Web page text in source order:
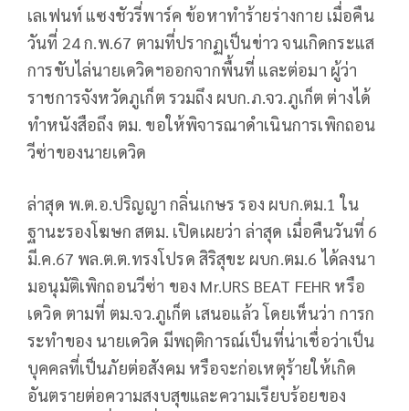
เลเฟนท์ แซงชัวรี่พาร์ค ข้อหาทำร้ายร่างกาย เมื่อคืน
วันที่ 24 ก.พ.67 ตามที่ปรากฏเป็นข่าว จนเกิดกระแส
การขับไล่นายเดวิดฯออกจากพื้นที่ และต่อมา ผู้ว่า
ราชการจังหวัดภูเก็ต รวมถึง ผบก.ภ.จว.ภูเก็ต ต่างได้
ทำหนังสือถึง ตม. ขอให้พิจารณาดำเนินการเพิกถอน
วีซ่าของนายเดวิด
ล่าสุด พ.ต.อ.ปริญญา กลิ่นเกษร รอง ผบก.ตม.1 ใน
ฐานะรองโฆษก สตม. เปิดเผยว่า ล่าสุด เมื่อคืนวันที่ 6
มี.ค.67 พล.ต.ต.ทรงโปรด สิริสุขะ ผบก.ตม.6 ได้ลงนา
มอนุมัติเพิกถอนวีซ่า ของ Mr.URS BEAT FEHR หรือ
เดวิด ตามที่ ตม.จว.ภูเก็ต เสนอแล้ว โดยเห็นว่า การก
ระทำของ นายเดวิด มีพฤติการณ์เป็นที่น่าเชื่อว่าเป็น
บุคคลที่เป็นภัยต่อสังคม หรือจะก่อเหตุร้ายให้เกิด
อันตรายต่อความสงบสุขและความเรียบร้อยของ